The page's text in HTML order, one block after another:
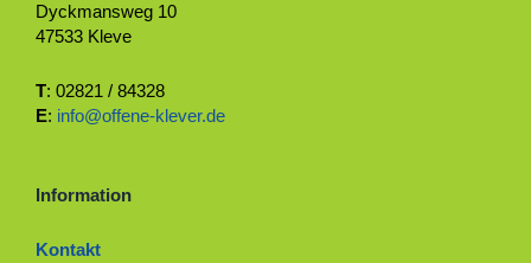
Dyckmansweg 10
47533 Kleve
T: 02821 / 84328
E: info@offene-klever.de
Information
Kontakt